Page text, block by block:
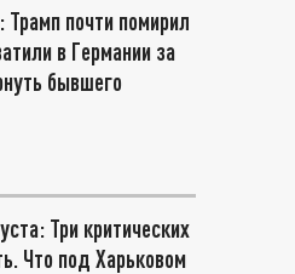
Трамп почти помирил
в Германии за
бывшего
Три критических
Что под Харьковом